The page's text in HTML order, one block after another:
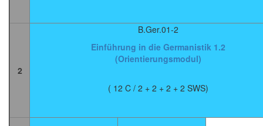
2
B.Ger.01-2
Einführung in die Germanistik 1.2
(Orientierungsmodul)
( 12 C / 2 + 2 + 2 + 2 SWS)